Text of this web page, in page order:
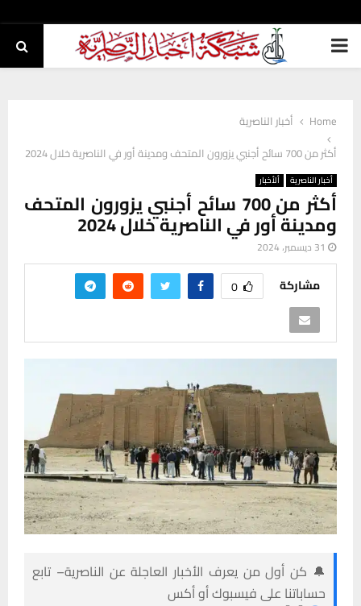
PRIMARY
Home
أخبار الناصرية
أكثر من 700 سائح أجنبي يزورون المتحف ومدينة أور في الناصرية خلال 2024
أخبار الناصرية ألأخبار
أكثر من 700 سائح أجنبي يزورون المتحف
ومدينة أور في الناصرية خلال 2024
31 ديسمبر، 2024
مشاركة 0
🔔 كن أول من يعرف الأخبار العاجلة عن الناصرية– تابع
حساباتنا على فيسبوك أو أكس